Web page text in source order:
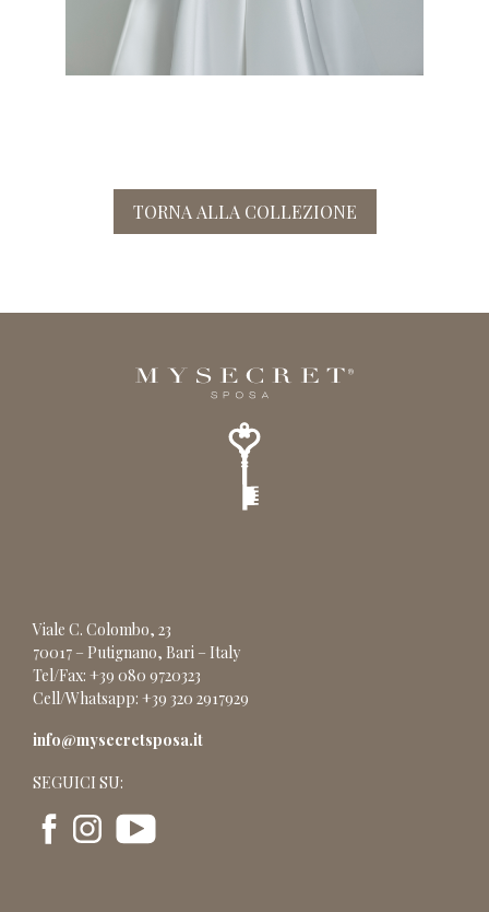
TORNA ALLA COLLEZIONE
Viale C. Colombo, 23
70017 – Putignano, Bari – Italy
Tel/Fax: +39 080 9720323
Cell/Whatsapp: +39 320 2917929
info@mysecretsposa.it
SEGUICI SU: